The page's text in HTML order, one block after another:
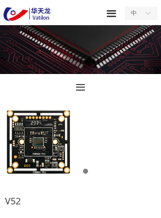
끀
首页
关于我们
产品中心
合作中心
联系我们
ꀅ
中
V52
끀